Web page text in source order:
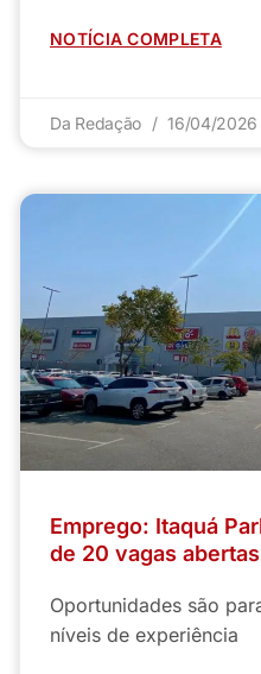
NOTÍCIA COMPLETA
Da Redação 16/04/2026
Emprego: Itaquá
de 20 vagas abertas
Oportunidades são
níveis de experiência